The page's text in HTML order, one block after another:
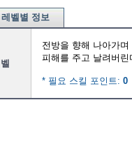
벨별 정보
전방을 향해 나아가며
피해를 주고 날려버린
* 필요 스킬 포인트: 0